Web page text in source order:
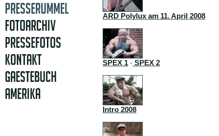
ARD Polylux am 11. April 2008
SPEX 1 - SPEX 2
Intro 2008
PRESSERUMMEL
FOTOARCHIV
PRESSEFOTOS
KONTAKT
GAESTEBUCH
AMERIKA